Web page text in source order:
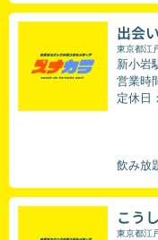
出会い
東京都江
新小岩
営業時
定休日
飲み放
こうし
東京都江